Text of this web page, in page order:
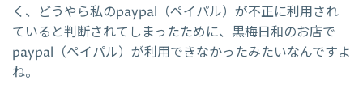
く、どうやら私のpaypal（ペイパル）が不正に利用され
ていると判断されてしまったために、黒梅日和のお店で
paypal（ペイパル）が利用できなかったみたいなんですよ
ね。